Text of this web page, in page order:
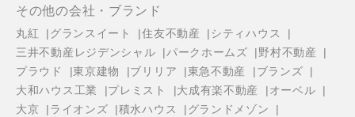
その他の会社・ブランド
丸紅 グランスイート 住友不動産
シティハウス
三井不動産レジデンシャル
パークホームズ
野村不動産
プラウド
東京建物 ブリリア 東急不動産
ブランズ
大和ハウス工業
プレミスト 大成有楽不動産
オーベル
大京
ライオンズ 積水ハウス
グランドメゾン